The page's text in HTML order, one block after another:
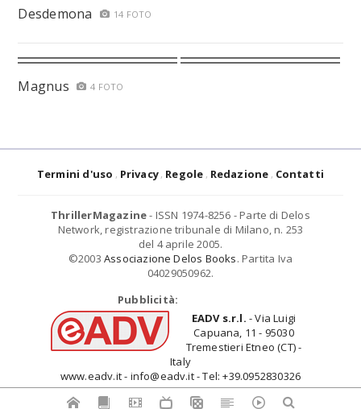
Desdemona 14 FOTO
Magnus 4 FOTO
Termini d'uso Privacy Regole Redazione Contatti
ThrillerMagazine- ISSN 1974-8256 - Parte di Delos
Network, registrazione tribunale di Milano, n. 253
del 4 aprile 2005.
©2003 Associazione Delos Books. Partita Iva
04029050962.
Pubblicità:
EADV s.r.l. - Via Luigi
Capuana, 11 - 95030
Tremestieri Etneo (CT) -
Italy
www.eadv.it - info@eadv.it - Tel: +39.0952830326